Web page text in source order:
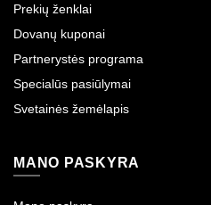
Prekių ženklai
Dovanų kuponai
Partnerystės programa
Specialūs pasiūlymai
Svetainės žemėlapis
MANO PASKYRA